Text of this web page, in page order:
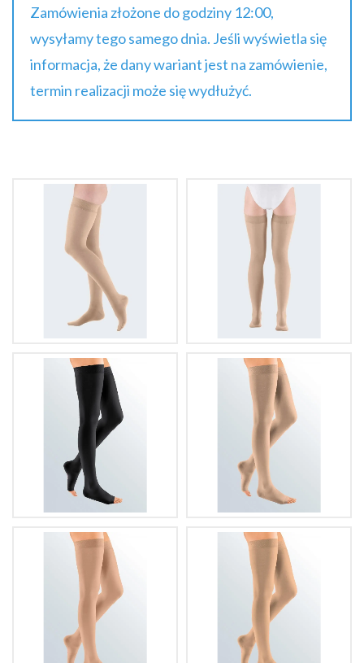
Zamówienia złożone do godziny 12:00,
wysyłamy tego samego dnia. Jeśli wyświetla się
informacja, że dany wariant jest na zamówienie,
termin realizacji może się wydłużyć.